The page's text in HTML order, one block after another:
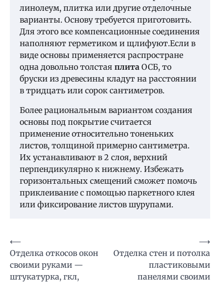
линолеум, плитка или другие отделочные
варианты. Основу требуется приготовить.
Для этого все компенсационные соединения
наполняют герметиком и щлифуют.Если в
виде основы применяется распростране
одна довольно толстая плита ОСБ, то
бруски из древесины кладут на расстоянии
в тридцать или сорок сантиметров.
Более рациональным вариантом создания
основы под покрытие считается
применение относительно тоненьких
листов, толщиной примерно сантиметра.
Их устанавливают в 2 слоя, верхний
перпендикулярно к нижнему. Избежать
горизонтальных смещений сможет помочь
приклеивание с помощью паркетного клея
или фиксирование листов шурупами.
Навигация
по
записям
⟵
Отделка откосов окон
своими руками —
штукатурка, гкл,
Отделка стен и потолка
пластиковыми
панелями своими
⟶